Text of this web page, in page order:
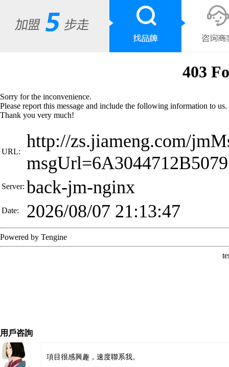
用戶咨詢
項目很感興趣，速度聯系我。